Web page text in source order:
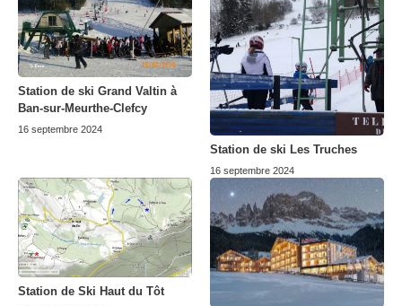
Station de ski Grand Valtin à
Ban-sur-Meurthe-Clefcy
16 septembre 2024
Station de ski Les Truches
16 septembre 2024
Station de Ski Haut du Tôt